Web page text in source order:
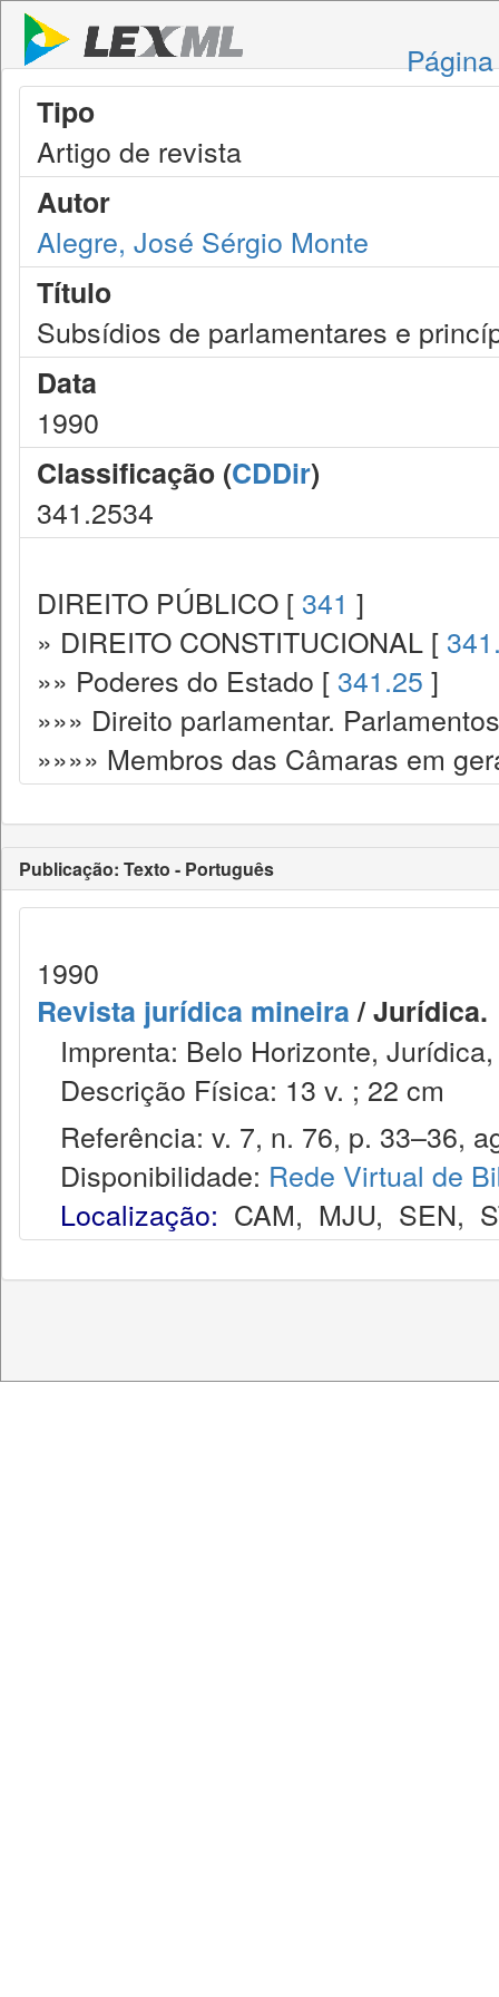
Tipo
Artigo de revista
Autor
Alegre, José Sérgio Monte
Título
Subsídios de parlamentares e
Data
1990
Classificação (CDDir)
341.2534
DIREITO PÚBLICO [ 341 ]
» DIREITO CONSTITUCIONAL [
»» Poderes do Estado [ 341.25 ]
»»» Direito parlamentar.
»»»» Membros das Câmaras em
Publicação: Texto - Português
1990
Revista jurídica mineira/ Jurídica.
Imprenta: Belo Horizonte,
Descrição Física: 13 v. ; 22 cm
Referência: v. 7, n. 76, p. 33–36,
Disponibilidade: Rede Virtual de
Localização: CAM, MJU, SEN,